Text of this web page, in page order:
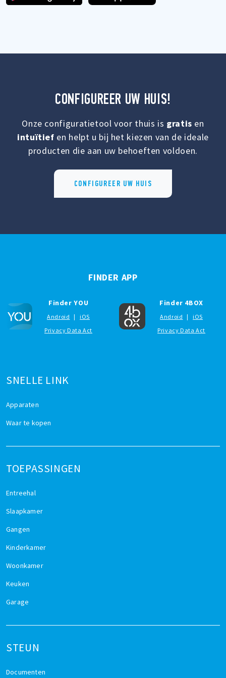
CONFIGUREER UW HUIS!
Onze configuratietool voor thuis is gratis en
intuïtief en helpt u bij het kiezen van de ideale
producten die aan uw behoeften voldoen.
CONFIGUREER UW HUIS
SNELLE LINK
Apparaten
Waar te kopen
TOEPASSINGEN
Entreehal
Slaapkamer
Gangen
Kinderkamer
Woonkamer
Keuken
Garage
STEUN
Documenten
FINDER APP
Finder YOU
Android |
iOS
Privacy Data Act
Finder 4BOX
Android |
iOS
Privacy Data Act